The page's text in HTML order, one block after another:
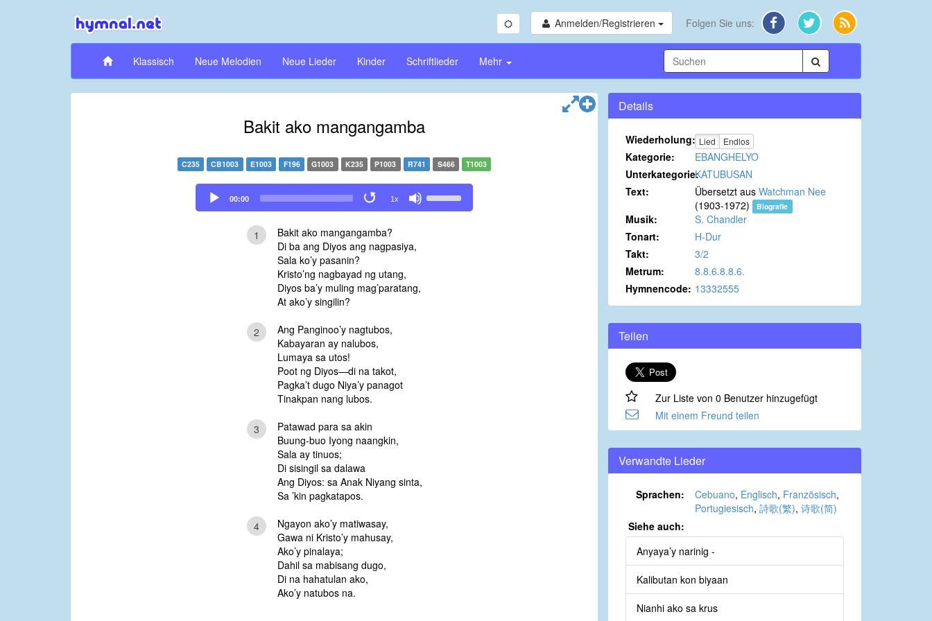
Anmelden/Registrieren Folgen Sie uns:
Klassisch Neue Melodien Neue Lieder Kinder Schriftlieder Mehr
Bakit ako mangangamba
C235 CB1003 E1003 F196 G1003 K235 P1003 R741 S466 T1003
Audio
Player
00:00 1x
Up/Down
1
Bakit ako mangangamba?
Di ba ang Diyos ang nagpasiya,
Sala ko’y pasanin?
Kristo’ng nagbayad ng utang,
Diyos ba’y muling mag’paratang,
At ako’y singilin?
2
Ang Panginoo’y nagtubos,
Kabayaran ay nalubos,
Lumaya sa utos!
Poot ng Diyos—di na takot,
Pagka’t dugo Niya’y panagot
Tinakpan nang lubos.
3
Patawad para sa akin
Buung-buo Iyong naangkin,
Sala ay tinuos;
Di sisingil sa dalawa
Ang Diyos: sa Anak Niyang sinta,
Sa ’kin pagkatapos.
4
Ngayon ako’y matiwasay,
Gawa ni Kristo’y mahusay,
Ako’y pinalaya;
Dahil sa mabisang dugo,
Di na hahatulan ako,
Ako’y natubos na.
Details
Wiederholung: Lied Endlos
Kategorie:
EBANGHELYO
Unterkategorie:KATUBUSAN
Text:
Übersetzt aus Watchman Nee
(1903-1972)
Biografie
Musik:
S. Chandler
Tonart:
H-Dur
Takt:
3/2
Metrum:
8.8.6.8.8.6.
Hymnencode: 13332555
Teilen
Zur Liste von 0 Benutzer hinzugefügt
Mit einem Freund teilen
Verwandte Lieder
Sprachen: Cebuano, Englisch, Französisch,
Portugiesisch, 詩歌(繁), 诗歌(简)
Siehe auch:
Anyaya’y narinig -
Kalibutan kon biyaan
Nianhi ako sa krus